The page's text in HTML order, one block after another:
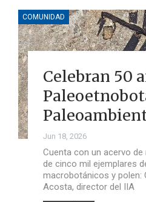
COMUNIDAD
Celebran 50
Jun 18, 2026
Cuenta con un acervo
de cinco mil ejemplares
macrobotánicos y polen:
Acosta, director del IIA